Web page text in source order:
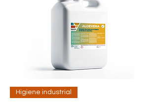
Higiene industrial